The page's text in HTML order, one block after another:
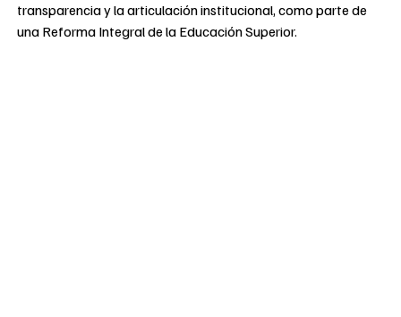
transparencia y la articulación institucional, como parte de
una Reforma Integral de la Educación Superior.